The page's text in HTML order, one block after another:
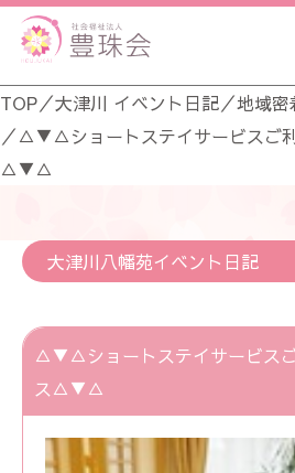
TOP／大津川 イベント日記／地域密
／△▼△ショートステイサービスご
△▼△
大津川八幡苑イベント日記
△▼△ショートステイサービス
ス△▼△